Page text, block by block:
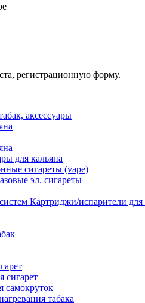
регистрационную форму.
аксессуары
для кальяна
сигареты (vape)
эл. сигареты
Картриджи/испарители для
сигарет
самокруток
табака